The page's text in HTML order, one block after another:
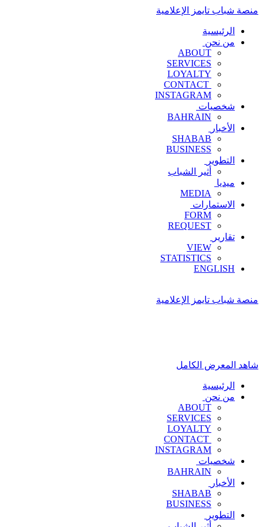
منصة شباب تايمز الإعلامية
الرئيسية
من نحن
ABOUT
SERVICES
LOYALTY
INSTAGRAM
شخصيات
BAHRAIN
الأخبار
SHABAB
BUSINESS
التطوير
أثير الشباب
ميديا
MEDIA
الاستمارات
FORM
REQUEST
تقارير
VIEW
STATISTICS
ENGLISH
منصة شباب تايمز الإعلامية
شاهد المعرض الكامل
الرئيسية
من نحن
ABOUT
SERVICES
LOYALTY
INSTAGRAM
شخصيات
BAHRAIN
الأخبار
SHABAB
BUSINESS
التطوير